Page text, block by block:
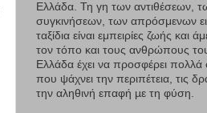
Ελλάδα. Τη γη των αντιθέσεων,
συγκινήσεων, των απρόσμενων
ταξίδια είναι εμπειρίες ζωής και
τον τόπο και τους ανθρώπους
Ελλάδα έχει να προσφέρει πολλά
που ψάχνει την περιπέτεια, τις
την αληθινή επαφή µε τη φύση.